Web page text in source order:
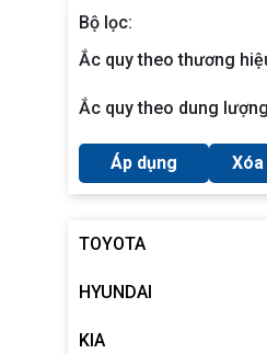
Bộ lọc:
Ắc quy theo thương
Ắc quy theo dung lượng
Áp dụng
TOYOTA
HYUNDAI
KIA